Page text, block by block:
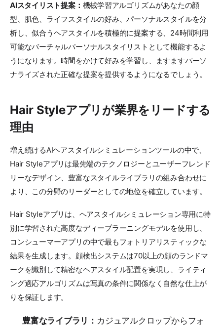
AIスタイリスト提案： 機械学習アルゴリズムがあなたの顔
型、肌色、ライフスタイルの好み、パーソナルスタイルを分
析し、似合うヘアスタイルを積極的に提案する、24時間利用
可能なバーチャルパーソナルスタイリストとして機能するよ
うになります。時間をかけて好みを学習し、ますますパーソ
ナライズされた正確な提案を提供するようになるでしょう。
Hair Styleアプリが業界をリードする
理由
増え続けるAIヘアスタイルシミュレーションツールの中で、
Hair Styleアプリは最先端のテクノロジーとユーザーフレンド
リーなデザイン、豊富なスタイルライブラリの組み合わせに
より、この分野のリーダーとしての地位を確立しています。
Hair Styleアプリは、ヘアスタイルシミュレーション専用に特
別に学習された高度なディープラーニングモデルを使用し、
コンシューマーアプリの中で最もフォトリアリスティックな
結果を生成します。顔検出システムは70以上の顔のランドマ
ークを識別して精密なヘアスタイル配置を実現し、ライティ
ング適応アルゴリズムは写真の条件に関係なく自然な仕上が
りを保証します。
豊富なライブラリ： カジュアルクロップからフォ